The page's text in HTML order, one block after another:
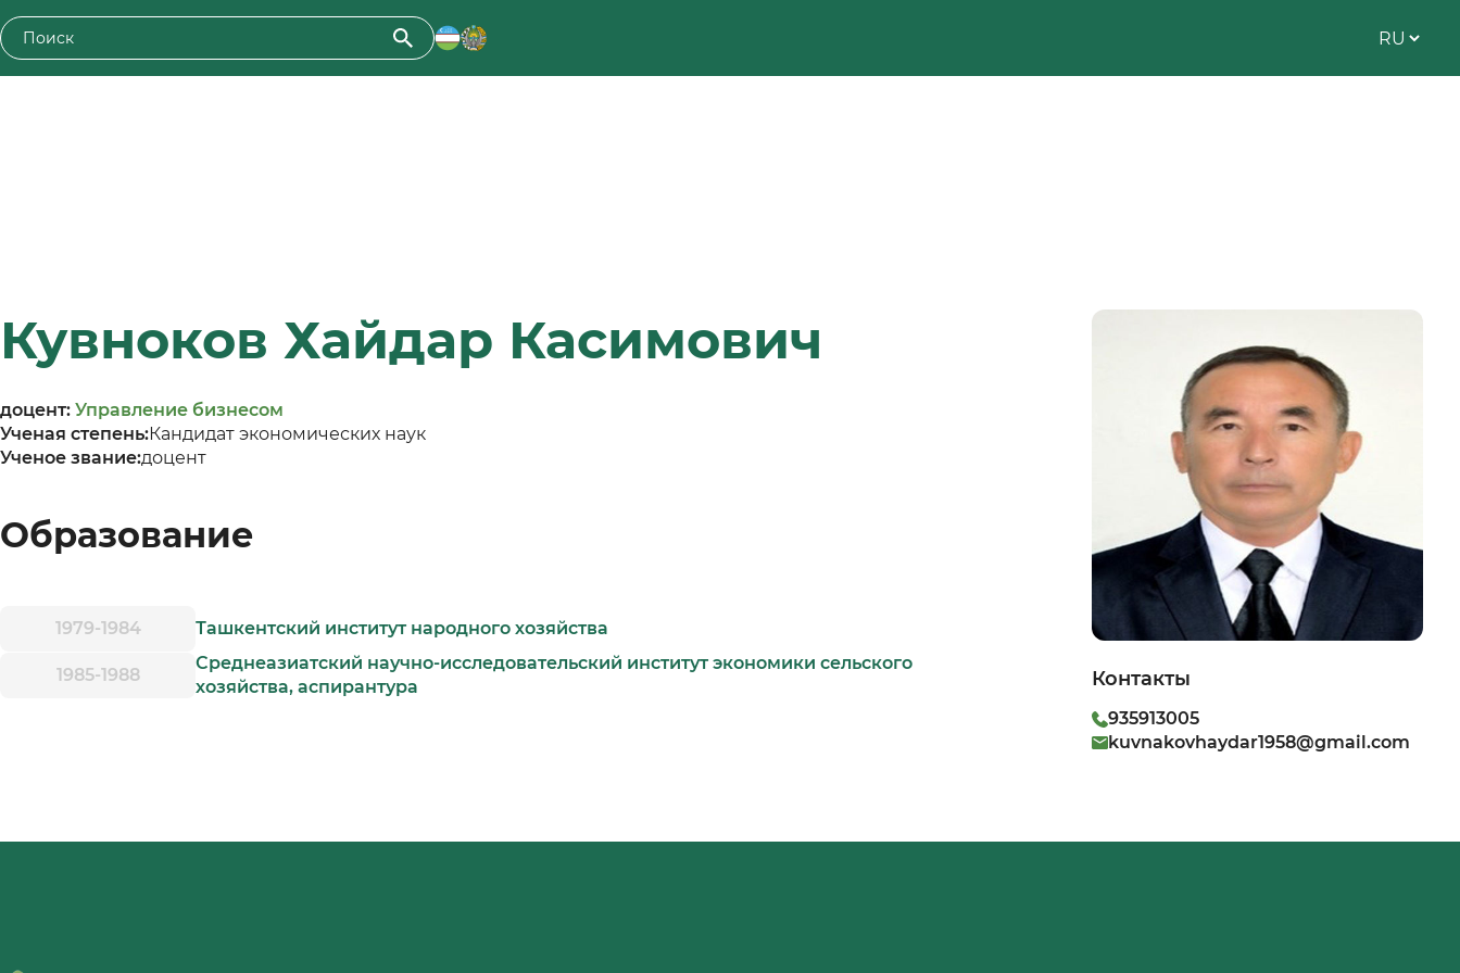
Кувноков Хайдар Касимович
доцент: Управление бизнесом
Ученая степень:Кандидат экономических наук
Ученое звание:доцент
Образование
1979-1984 Ташкентский институт народного хозяйства
1985-1988
Среднеазиатский научно-исследовательский институт экономики сельского
хозяйства, аспирантура
Контакты
935913005
kuvnakovhaydar1958@gmail.com